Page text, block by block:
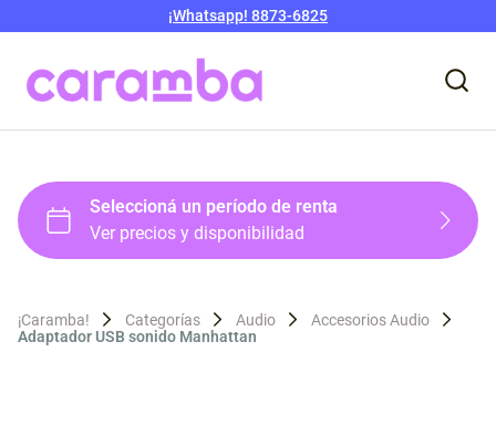
¡Whatsapp! 8873-6825
¡Caramba! Categorías Audio
Accesorios Audio
Adaptador USB sonido Manhattan